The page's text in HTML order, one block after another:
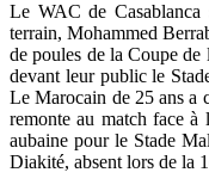
Le WAC de Casablanca
terrain, Mohammed
de poules de la Coupe
devant leur public le
Le Marocain de 25 ans a
remonte au match face
aubaine pour le Stade
Diakité, absent lors de la